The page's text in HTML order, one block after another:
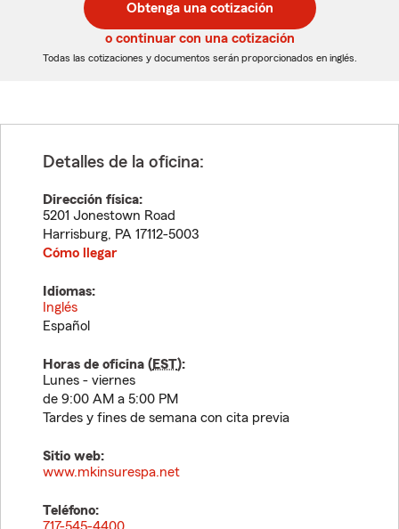
de
5
dígitos
de
5
dígitos
Obtenga una cotización
o continuar con una cotización
Todas las cotizaciones y documentos serán proporcionados en inglés.
Detalles de la oficina:
Dirección física:
5201 Jonestown Road
Harrisburg, PA 17112-5003
Cómo llegar
Idiomas:
Inglés
Español
Horas de oficina (EST):
Lunes - viernes
de 9:00 AM a 5:00 PM
Tardes y fines de semana con cita previa
Sitio web:
www.mkinsurespa.net
Teléfono: